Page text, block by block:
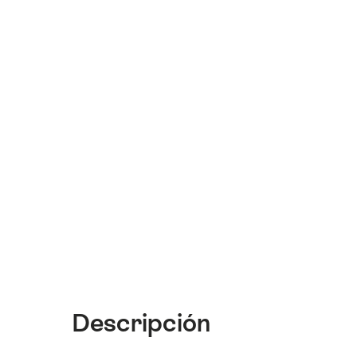
Descripción